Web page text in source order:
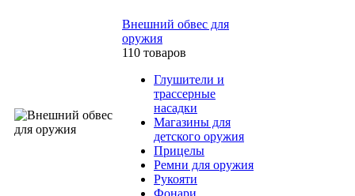
Внешний обвес для
оружия
110 товаров
Глушители и
трассерные
насадки
Магазины для
детского оружия
Прицелы
Ремни для оружия
Рукояти
Фонари